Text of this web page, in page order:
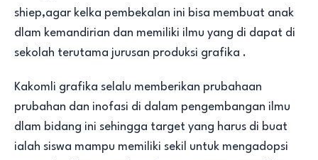
shiep,agar kelka pembekalan ini bisa membuat anak
dlam kemandirian dan memiliki ilmu yang di dapat di
sekolah terutama jurusan produksi grafika .
Kakomli grafika selalu memberikan prubahaan
prubahan dan inofasi di dalam pengembangan ilmu
dlam bidang ini sehingga target yang harus di buat
ialah siswa mampu memiliki sekil untuk mengadopsi